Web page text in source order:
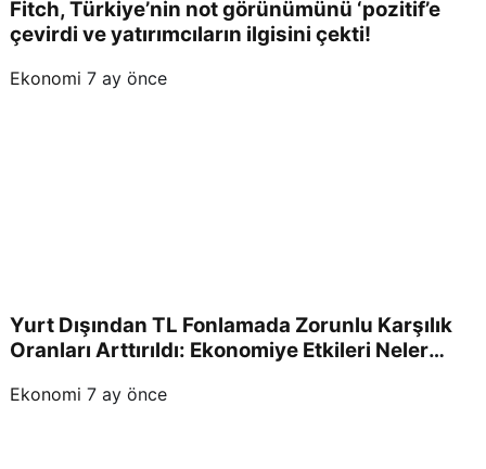
üşt
ü
Fitch, Türkiye’nin not görünümünü ‘pozitif’e
çevirdi ve yatırımcıların ilgisini çekti!
Ekonomi 7 ay önce
Yurt Dışından TL Fonlamada Zorunlu Karşılık
Oranları Arttırıldı: Ekonomiye Etkileri Neler
Ekonomi 7 ay önce